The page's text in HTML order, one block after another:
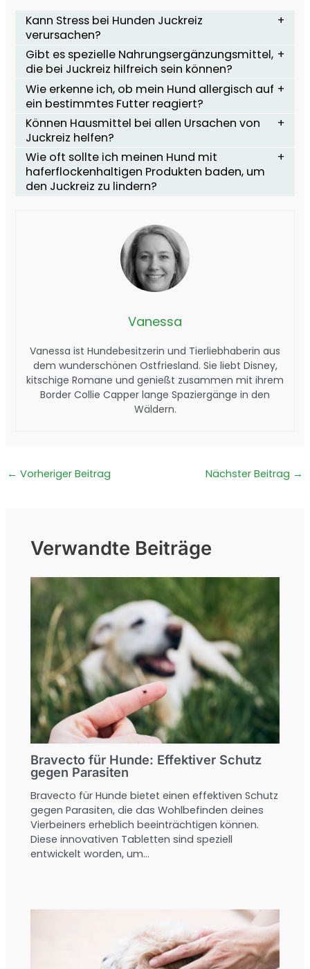
Kann Stress bei Hunden Juckreiz
verursachen?
Gibt es spezielle Nahrungsergänzungsmittel,
die bei Juckreiz hilfreich sein können?
Wie erkenne ich, ob mein Hund allergisch auf
ein bestimmtes Futter reagiert?
Können Hausmittel bei allen Ursachen von
Juckreiz helfen?
Wie oft sollte ich meinen Hund mit
haferflockenhaltigen Produkten baden, um
den Juckreiz zu lindern?
Vanessa
Vanessa ist Hundebesitzerin und Tierliebhaberin aus
dem wunderschönen Ostfriesland. Sie liebt Disney,
kitschige Romane und genießt zusammen mit ihrem
Border Collie Capper lange Spaziergänge in den
Wäldern.
← Vorheriger Beitrag Nächster Beitrag →
Verwandte Beiträge
Bravecto für Hunde: Effektiver Schutz
gegen Parasiten
Bravecto für Hunde bietet einen effektiven Schutz
gegen Parasiten, die das Wohlbefinden deines
Vierbeiners erheblich beeinträchtigen können.
Diese innovativen Tabletten sind speziell
entwickelt worden, um…